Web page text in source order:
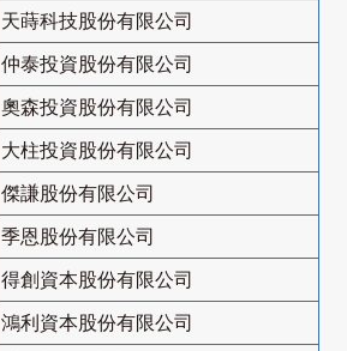
天蒔科技股份有限公司
仲泰投資股份有限公司
奧森投資股份有限公司
大柱投資股份有限公司
傑謙股份有限公司
季恩股份有限公司
得創資本股份有限公司
鴻利資本股份有限公司